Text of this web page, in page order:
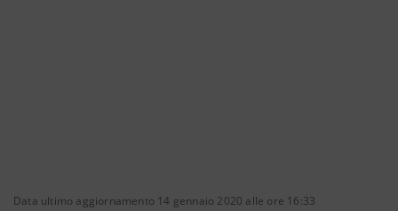
Data ultimo aggiornamento 14 gennaio 2020 alle ore 16:33